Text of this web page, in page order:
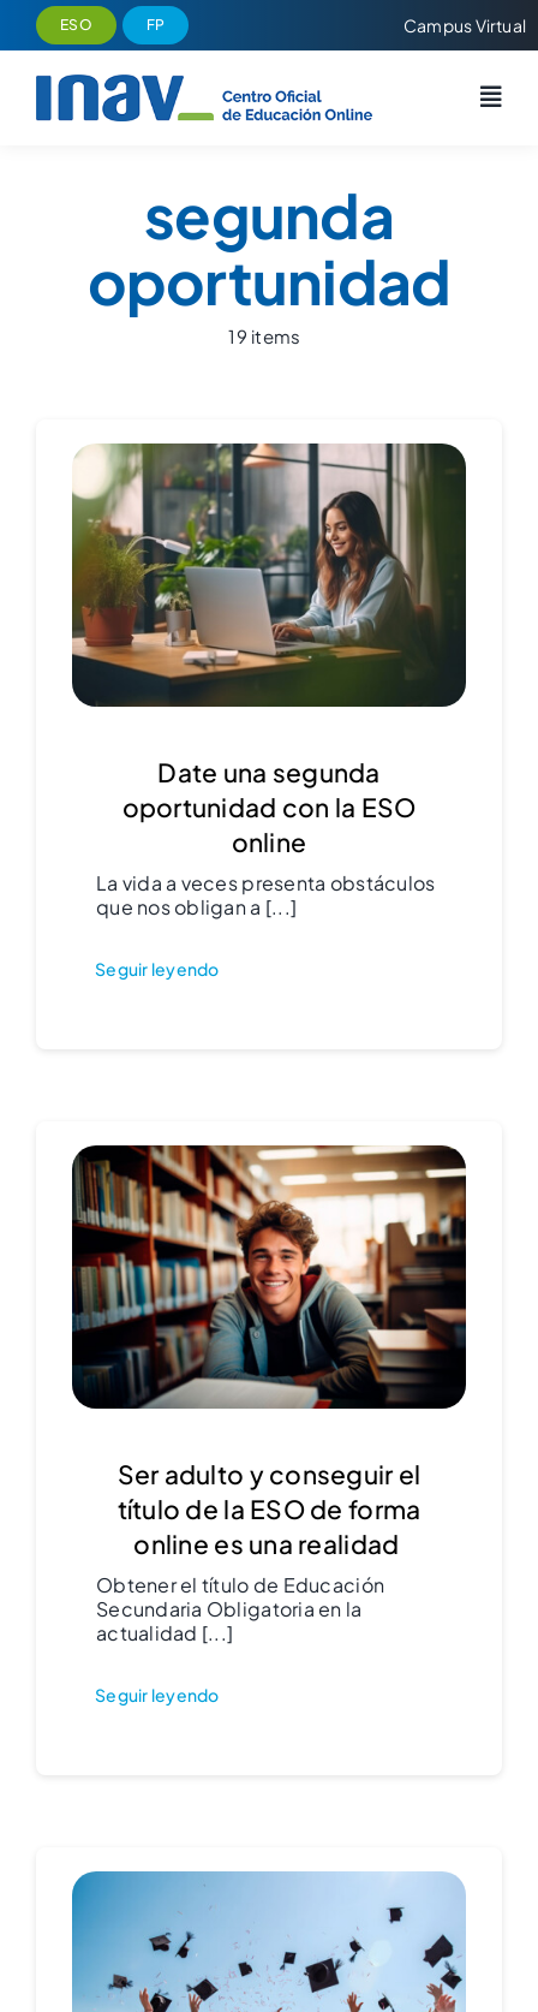
Saltar
al
contenido
ESO FP Campus Virtual
segunda
oportunidad
19 items
Date una segunda
oportunidad con la ESO
online
La vida a veces presenta obstáculos
que nos obligan a [...]
Seguir leyendo
Ser adulto y conseguir el
título de la ESO de forma
online es una realidad
Obtener el título de Educación
Secundaria Obligatoria en la
actualidad [...]
Seguir leyendo